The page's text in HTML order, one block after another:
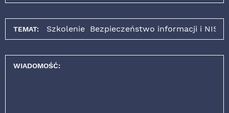
TEMAT:
WIADOMOŚĆ: